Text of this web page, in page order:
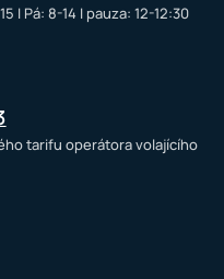
I Pá: 8-14 I pauza: 12-12:30
tarifu operátora volajícího